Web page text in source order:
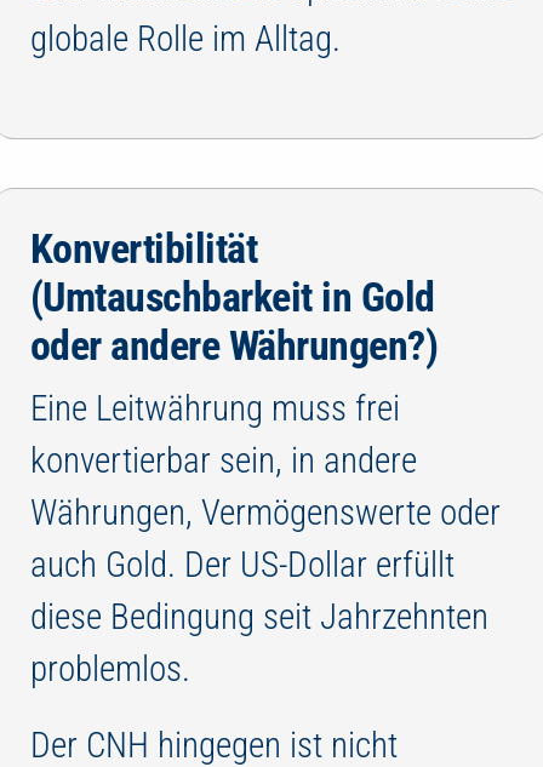
globale Rolle im Alltag.
Konvertibilität
(Umtauschbarkeit in Gold
oder andere Währungen?)
Eine Leitwährung muss frei
konvertierbar sein, in andere
Währungen, Vermögenswerte oder
auch Gold. Der US-Dollar erfüllt
diese Bedingung seit Jahrzehnten
problemlos.
Der CNH hingegen ist nicht